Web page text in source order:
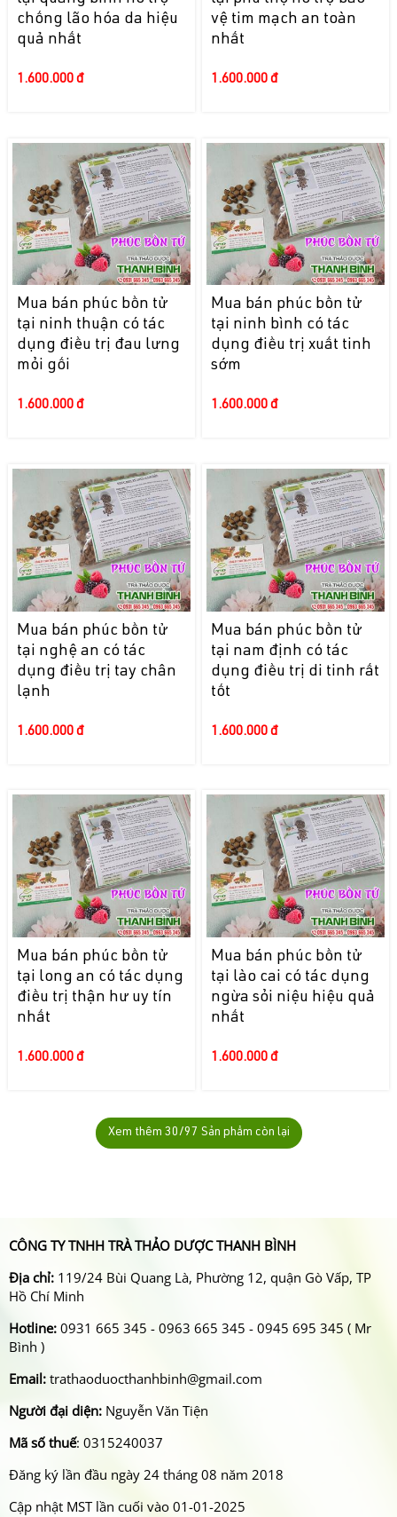
chống lão hóa da hiệu
quả nhất
1.600.000 đ
vệ tim mạch an toàn
nhất
1.600.000 đ
Mua bán phúc bồn tử
tại ninh thuận có tác
dụng điều trị đau lưng
mỏi gối
1.600.000 đ
Mua bán phúc bồn tử
tại ninh bình có tác
dụng điều trị xuất tinh
sớm
1.600.000 đ
Mua bán phúc bồn tử
tại nghệ an có tác
dụng điều trị tay chân
lạnh
1.600.000 đ
Mua bán phúc bồn tử
tại nam định có tác
dụng điều trị di tinh rất
tốt
1.600.000 đ
Mua bán phúc bồn tử
tại long an có tác dụng
điều trị thận hư uy tín
nhất
1.600.000 đ
Mua bán phúc bồn tử
tại lào cai có tác dụng
ngừa sỏi niệu hiệu quả
nhất
1.600.000 đ
Xem thêm 30/97 Sản phẩm còn lại
CÔNG TY TNHH TRÀ THẢO DƯỢC THANH BÌNH
Địa chỉ: 119/24 Bùi Quang Là, Phường 12, quận Gò Vấp, TP
Hồ Chí Minh
Hotline: 0931 665 345 - 0963 665 345 - 0945 695 345 ( Mr
Bình )
Email: trathaoduocthanhbinh@gmail.com
Người đại diện: Nguyễn Văn Tiện
Mã số thuế: 0315240037
Đăng ký lần đầu ngày 24 tháng 08 năm 2018
Cập nhật MST lần cuối vào 01-01-2025